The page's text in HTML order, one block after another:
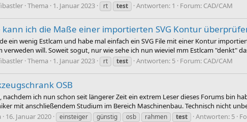
Thema 1. Januar 2023 rt test Antworten: 1 Forum: CAD/CAM
kann ich die Maße einer importierten SVG Kontur
ein wenig Estlcam und habe mal einfach ein SVG File mit einer Kontur
verweden will. Soweit sogut, nur wie sehe ich nun wieviel mm Estlcam "denkt"
Thema 1. Januar 2023 rt test Antworten: 5 Forum: CAD/CAM
OSB
nachdem ich nun schon seit längerer Zeit ein extrem Leser dieses Forums bin
mit anschließendem Studium im Bereich Maschinenbau. Technisch nicht
16. Januar 2020 einsteiger günstig osb rahmen test Antworten: 5